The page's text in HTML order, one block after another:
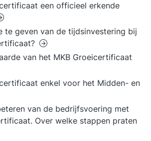
een officieel erkende
te geven van de tijdsinvestering bij
van het MKB Groeicertificaat
enkel voor het Midden- en
van de bedrijfsvoering met
Over welke stappen praten